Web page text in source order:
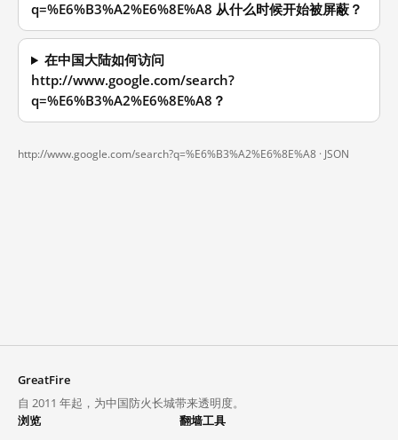
q=%E6%B3%A2%E6%8E%A8 从什么时候开始被屏蔽？
在中国大陆如何访问
http://www.google.com/search?
q=%E6%B3%A2%E6%8E%A8？
http://www.google.com/search?q=%E6%B3%A2%E6%8E%A8 · JSON
GreatFire
自 2011 年起，为中国防火长城带来透明度。
浏览
翻墙工具